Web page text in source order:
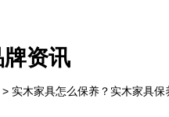
牌资讯
> 实木家具怎么保养？实木家具保